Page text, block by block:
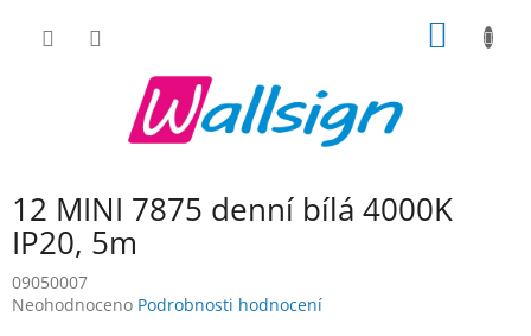
12 MINI 7875 denní bílá 4000K
IP20, 5m
09050007
Průměrné
Neohodnoceno Podrobnosti hodnocení